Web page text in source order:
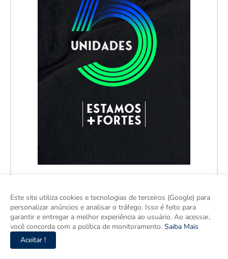
Este site utiliza cookies e tecnologias de terceiros (Google) para
personalizar anúncios e analisar o tráfego. Isso é feito para
garantir e entregar a melhor experiência ao usuário. Ao acessar,
você concorda com a política de monitoramento. Saiba Mais
Aceitar !